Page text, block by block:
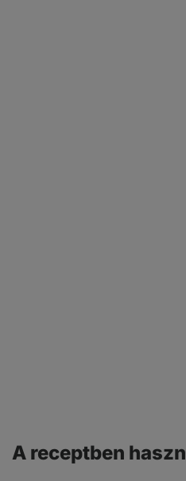
A receptben